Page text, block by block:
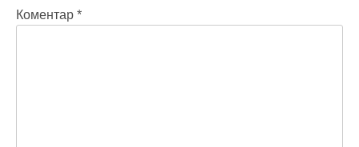
Коментар *